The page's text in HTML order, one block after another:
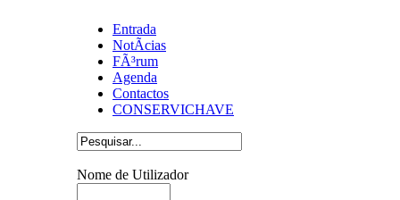
Entrada
NotÃ­cias
FÃ³rum
Agenda
Contactos
CONSERVICHAVE
Nome de Utilizador